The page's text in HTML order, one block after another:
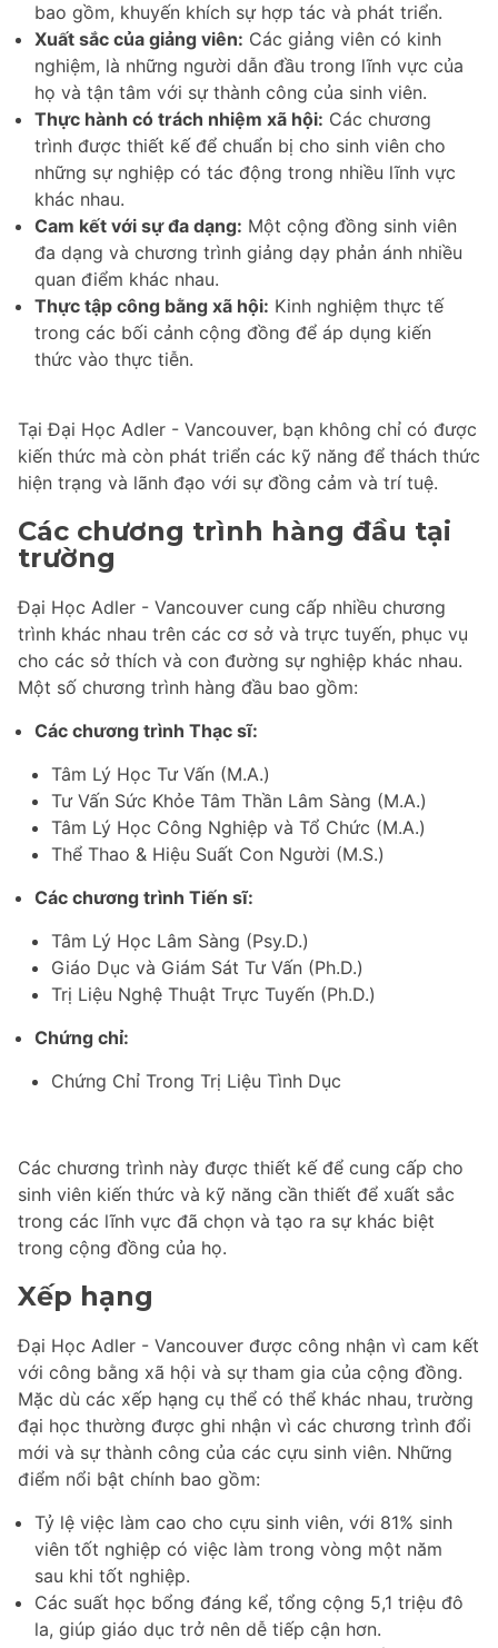
bao gồm, khuyến khích sự hợp tác và phát triển.
Xuất sắc của giảng viên: Các giảng viên có kinh
nghiệm, là những người dẫn đầu trong lĩnh vực của
họ và tận tâm với sự thành công của sinh viên.
Thực hành có trách nhiệm xã hội: Các chương
trình được thiết kế để chuẩn bị cho sinh viên cho
những sự nghiệp có tác động trong nhiều lĩnh vực
khác nhau.
Cam kết với sự đa dạng: Một cộng đồng sinh viên
đa dạng và chương trình giảng dạy phản ánh nhiều
quan điểm khác nhau.
Thực tập công bằng xã hội: Kinh nghiệm thực tế
trong các bối cảnh cộng đồng để áp dụng kiến
thức vào thực tiễn.
Tại Đại Học Adler - Vancouver, bạn không chỉ có được
kiến thức mà còn phát triển các kỹ năng để thách thức
hiện trạng và lãnh đạo với sự đồng cảm và trí tuệ.
Các chương trình hàng đầu tại
trường
Đại Học Adler - Vancouver cung cấp nhiều chương
trình khác nhau trên các cơ sở và trực tuyến, phục vụ
cho các sở thích và con đường sự nghiệp khác nhau.
Một số chương trình hàng đầu bao gồm:
Các chương trình Thạc sĩ:
Tâm Lý Học Tư Vấn (M.A.)
Tư Vấn Sức Khỏe Tâm Thần Lâm Sàng (M.A.)
Tâm Lý Học Công Nghiệp và Tổ Chức (M.A.)
Thể Thao & Hiệu Suất Con Người (M.S.)
Các chương trình Tiến sĩ:
Tâm Lý Học Lâm Sàng (Psy.D.)
Giáo Dục và Giám Sát Tư Vấn (Ph.D.)
Trị Liệu Nghệ Thuật Trực Tuyến (Ph.D.)
Chứng chỉ:
Chứng Chỉ Trong Trị Liệu Tình Dục
Các chương trình này được thiết kế để cung cấp cho
sinh viên kiến thức và kỹ năng cần thiết để xuất sắc
trong các lĩnh vực đã chọn và tạo ra sự khác biệt
trong cộng đồng của họ.
Xếp hạng
Đại Học Adler - Vancouver được công nhận vì cam kết
với công bằng xã hội và sự tham gia của cộng đồng.
Mặc dù các xếp hạng cụ thể có thể khác nhau, trường
đại học thường được ghi nhận vì các chương trình đổi
mới và sự thành công của các cựu sinh viên. Những
điểm nổi bật chính bao gồm:
Tỷ lệ việc làm cao cho cựu sinh viên, với 81% sinh
viên tốt nghiệp có việc làm trong vòng một năm
sau khi tốt nghiệp.
Các suất học bổng đáng kể, tổng cộng 5,1 triệu đô
la, giúp giáo dục trở nên dễ tiếp cận hơn.